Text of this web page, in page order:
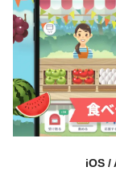
iOS /